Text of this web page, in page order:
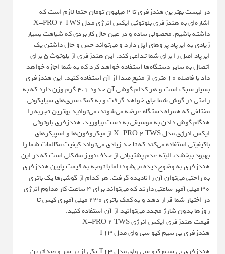
در لیست بهترین هندزفری تا 2 میلیون تومان حتما لازم است که
اشاره‌ای به هندزفری بلوتوثی ایکس انرژی مدل X-PRO 2 TWS
داشته باشیم. محصولی ساده و در عین حال کاربردی که شباهت بسیار
زیادی به ایرپاد پروهای اپل دارد و می‌تواند حس و حال داشتن یک
ایرپاد اصل را برای شما تداعی کند. این هندزفری از بلوتوث 5 برای
اتصال به سایر دستگاه‌ها استفاده خواهد کرد که به شما اجازه خواهد
داد با فاصله 10 متری از منبع صدا از آن استفاده کنید. این هندزفری
بسیار سبک است و هر کدام گوشی آن حدود 4.1 گرم وزن دارد که به
راحتی در گوش شما جای خواهد گرفت و به کمک سری‌های سیلیکونی
مختلفی که همراه دستگاه عرضه می‌شوند، می‌توانید بهترین تجربه را
هنگام گوش دادن به موسیقی به دست بیاورید. هندزفری بلوتوثی
ایکس انرژی مدل X-PRO 2 TWS از میکروفون‌ها و اسپیکرهای
باکیفیتی استفاده می‌کند که تا حد زیادی می‌تواند کیفیت مکالمات شما را
بهبود ببخشد، البته عدم پشتیبانی از حذف نویز مشکلی است که در این
هندزفری به وضوح دیده می‌شود؛ اما با توجه به قیمت پایین هندزفری
به راحتی می‌توان آن را نادیده گرفت. هر کدام از گوشی‌ها یک باتری
30 میلی آمپر ساعتی دارند که می‌تواند برای 4 ساعت کار مداوم انرژی
در اختیار شما قرار دهد و به کمک باتری 230 میلی آمپری کیس تا
روزها بدون شارژ مجدد می‌توانید از آن استفاده کنید.
قیمت هندزفری ایکس انرژی X-PRO 2 TWS
هندزفری بی سیم کیو سی وای مدل T13